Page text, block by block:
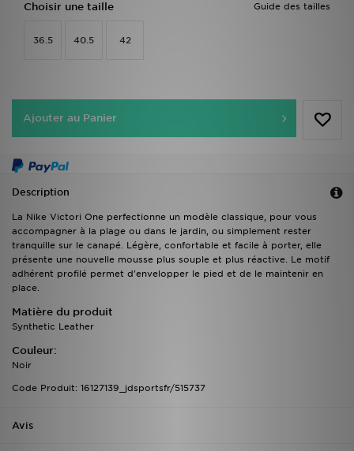
Guide des tailles
Choisir une taille
36.5 40.5 42
Ajouter au Panier
Description
La Nike Victori One perfectionne un modèle classique, pour vous
accompagner à la plage ou dans le jardin, ou simplement rester
tranquille sur le canapé. Légère, confortable et facile à porter, elle
présente une nouvelle mousse plus souple et plus réactive. Le motif
adhérent profilé permet d'envelopper le pied et de le maintenir en
place.
Matière du produit
Synthetic Leather
Couleur:
Noir
Code Produit: 16127139_jdsportsfr/515737
Avis